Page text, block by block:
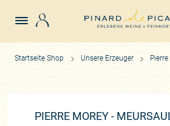
Startseite Shop Unsere Erzeuger
PIERRE MOREY -